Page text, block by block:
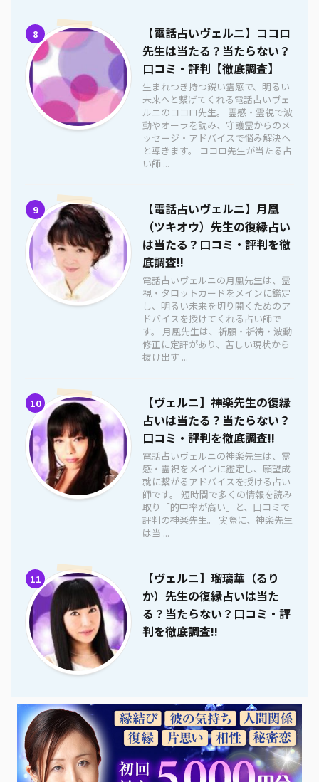
8
【電話占いヴェルニ】ココロ
先生は当たる？当たらない？
口コミ・評判【徹底調査】
生まれつき持つ鋭い霊感で、明るい
未来へと繋げてくれる電話占いヴェ
ルニのココロ先生。 霊感・霊視で波
動やオーラを読み、守護霊からのメ
ッセージ・アドバイスで悩み解決へ
と導きます。 ココロ先生が当たる占
い師 ...
9
【電話占いヴェルニ】月凰
（ツキオウ）先生の復縁占い
は当たる？口コミ・評判を徹
底調査!!
電話占いヴェルニの月凰先生は、霊
視・タロットカードをメインに鑑定
し、明るい未来を切り開くためのア
ドバイスを授けてくれる占い師で
す。 月凰先生は、祈願・祈祷・波動
修正に定評があり、苦しい現状から
抜け出す ...
10
【ヴェルニ】神楽先生の復縁
占いは当たる？当たらない？
口コミ・評判を徹底調査!!
電話占いヴェルニの神楽先生は、霊
感・霊視をメインに鑑定し、願望成
就に繋がるアドバイスを授ける占い
師です。 短時間で多くの情報を読み
取り「的中率が高い」と、口コミで
評判の神楽先生。 実際に、神楽先生
は当 ...
11
【ヴェルニ】瑠璃華（るり
か）先生の復縁占いは当た
る？当たらない？口コミ・評
判を徹底調査!!